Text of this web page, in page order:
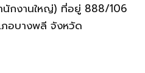
กงานใหญ่) ที่อยู่ 888/106
อบางพลี จังหวัด